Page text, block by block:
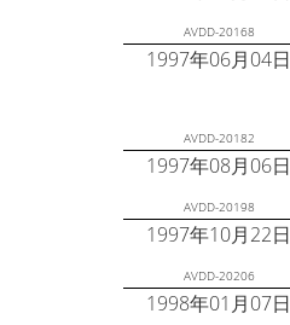
AVDD-20168
1997年06月04日
AVDD-20182
1997年08月06日
AVDD-20198
1997年10月22日
AVDD-20206
1998年01月07日